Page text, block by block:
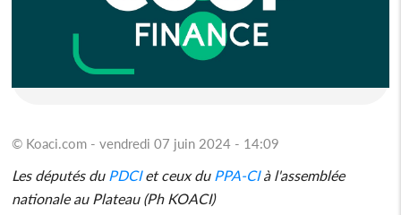
© Koaci.com - vendredi 07 juin 2024 - 14:09
Les députés du PDCIet ceux du PPA-CIà l'assemblée
nationale au Plateau (Ph KOACI)